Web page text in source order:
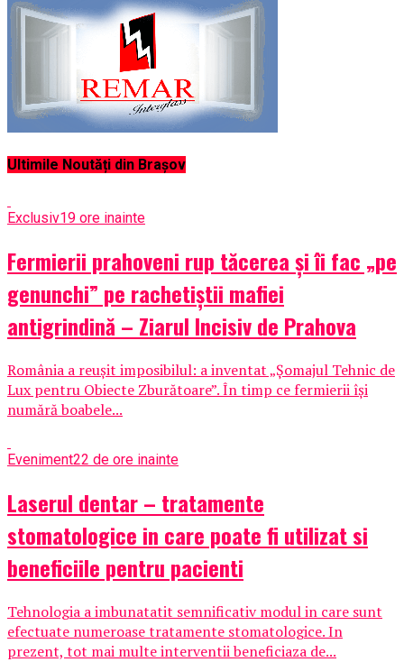
Ultimile Noutăți din Brașov
Exclusiv19 ore inainte
Fermierii prahoveni rup tăcerea și îi fac „pe
genunchi” pe rachetiștii mafiei
antigrindină – Ziarul Incisiv de Prahova
România a reușit imposibilul: a inventat „Șomajul Tehnic de
Lux pentru Obiecte Zburătoare”. În timp ce fermierii își
numără boabele...
Eveniment22 de ore inainte
Laserul dentar – tratamente
stomatologice in care poate fi utilizat si
beneficiile pentru pacienti
Tehnologia a imbunatatit semnificativ modul in care sunt
efectuate numeroase tratamente stomatologice. In
prezent, tot mai multe interventii beneficiaza de...